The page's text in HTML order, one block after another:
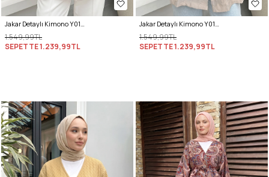
Jakar Detaylı Kimono Y0111 - LACİVERT
1.549,99TL
SEPETTE1.239,99TL
Jakar Detaylı Kimono Y0111 - BEJ
1.549,99TL
SEPETTE1.239,99TL